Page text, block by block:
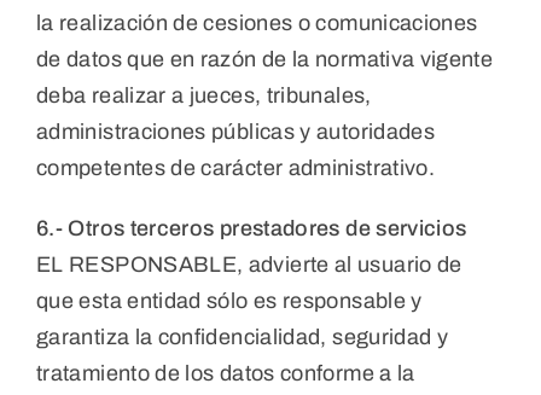
la realización de cesiones o comunicaciones
de datos que en razón de la normativa vigente
deba realizar a jueces, tribunales,
administraciones públicas y autoridades
competentes de carácter administrativo.
6.- Otros terceros prestadores de servicios
EL RESPONSABLE, advierte al usuario de
que esta entidad sólo es responsable y
garantiza la confidencialidad, seguridad y
tratamiento de los datos conforme a la